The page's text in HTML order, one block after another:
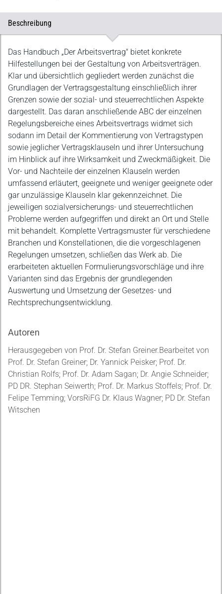
Beschreibung
Beschreibung
Das Handbuch „Der Arbeitsvertrag" bietet konkrete
Hilfestellungen bei der Gestaltung von Arbeitsverträgen.
Klar und übersichtlich gegliedert werden zunächst die
Grundlagen der Vertragsgestaltung einschließlich ihrer
Grenzen sowie der sozial- und steuerrechtlichen Aspekte
dargestellt. Das daran anschließende ABC der einzelnen
Regelungsbereiche eines Arbeitsvertrags widmet sich
sodann im Detail der Kommentierung von Vertragstypen
sowie jeglicher Vertragsklauseln und ihrer Untersuchung
im Hinblick auf ihre Wirksamkeit und Zweckmäßigkeit. Die
Vor- und Nachteile der einzelnen Klauseln werden
umfassend erläutert, geeignete und weniger geeignete oder
gar unzulässige Klauseln klar gekennzeichnet. Die
jeweiligen sozialversicherungs- und steuerrechtlichen
Probleme werden aufgegriffen und direkt an Ort und Stelle
mit behandelt. Komplette Vertragsmuster für verschiedene
Branchen und Konstellationen, die die vorgeschlagenen
Regelungen umsetzen, schließen das Werk ab. Die
erarbeiteten aktuellen Formulierungsvorschläge und ihre
Varianten sind das Ergebnis der grundlegenden
Auswertung und Umsetzung der Gesetzes- und
Rechtsprechungsentwicklung.
Autoren
Herausgegeben von Prof. Dr. Stefan Greiner.Bearbeitet von
Prof. Dr. Stefan Greiner; Dr. Yannick Peisker; Prof. Dr.
Christian Rolfs; Prof. Dr. Adam Sagan; Dr. Angie Schneider;
PD DR. Stephan Seiwerth; Prof. Dr. Markus Stoffels; Prof. Dr.
Felipe Temming; VorsRiFG Dr. Klaus Wagner; PD Dr. Stefan
Witschen